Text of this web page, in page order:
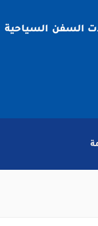
السفن السياحية